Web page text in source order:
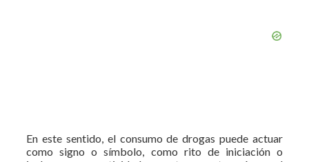
En este sentido, el consumo de drogas puede actuar
como signo o símbolo, como rito de iniciación o